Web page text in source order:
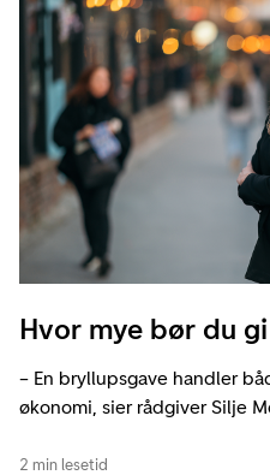
Hvor mye bør du
– En bryllupsgave handler
økonomi, sier rådgiver Silje
2 min lesetid